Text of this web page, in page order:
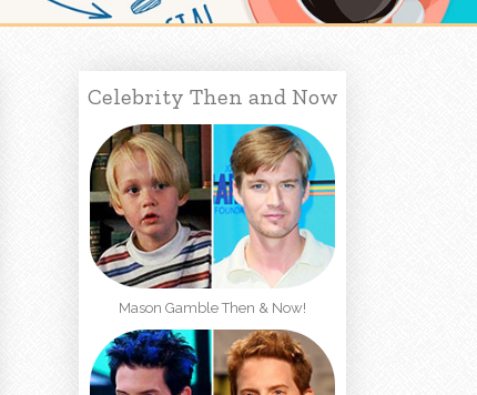
Celebrity Then and Now
Mason Gamble Then & Now!